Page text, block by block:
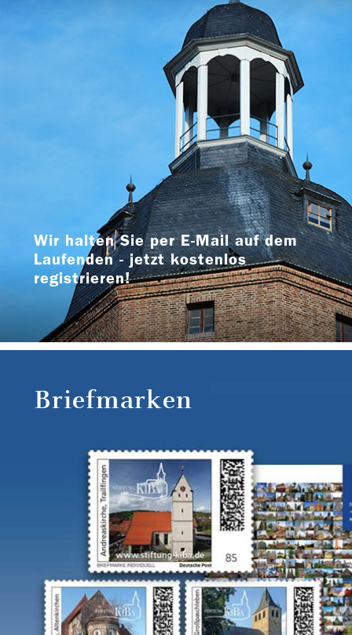
Wir halten Sie per E-Mail auf dem
Laufenden - jetzt kostenlos
registrieren!
Briefmarken